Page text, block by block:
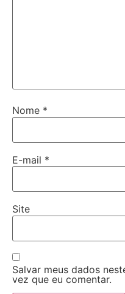
Nome *
E-mail *
Site
Salvar meus dados
vez que eu comentar.